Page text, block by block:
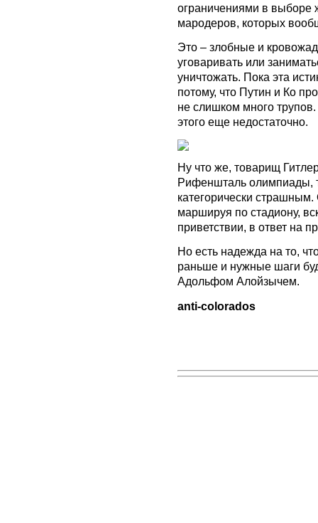
ограничениями в выборе
мародеров, которых
Это – злобные и
уговаривать или
уничтожать. Пока эта
потому, что Путин и Ко
не слишком много
этого еще недостаточно.
Ну что же, товарищ
Рифеншталь олимпиады,
категорически
маршируя по стадиону,
приветствии, в ответ на
Но есть надежда на то,
раньше и нужные шаги
Адольфом Алойзычем.
anti-colorados